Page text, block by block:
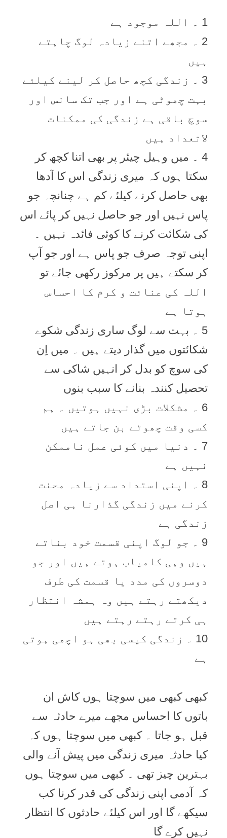
1 ۔ اللہ موجود ہے
2 ۔ مجھے اتنے زیادہ لوگ چاہتے
ہیں
3 ۔ زندگی کچھ حاصل کر لینے کیلئے
بہت چھوٹی ہے اور جب تک سانس اور
سوچ باقی ہے زندگی کی ممکنات
لاتعداد ہیں
4 ۔ میں وہیل چیئر پر بھی اتنا کچھ کر
سکتا ہوں کہ میری زندگی اس کا آدھا
بھی حاصل کرنے کیلئے کم ہے چنانچہ جو
پاس نہیں اور جو حاصل نہیں کر پائے اس
کی شکائت کرنے کا کوئی فائدہ نہیں ۔
اپنی توجہ صرف جو پاس ہے اور جو آپ
کر سکتے ہیں پر مرکوز رکھی جائے تو
اللہ کی عنائت و کرم کا احساس
ہوتا ہے
5 ۔ بہت سے لوگ ساری زندگی شکوے
شکائتوں میں گذار دیتے ہیں ۔ میں اِن
کی سوچ کو بدل کر انہیں شاکی سے
تحصیل کنندہ بنانے کا سبب بنوں
6 ۔ مشکلات بڑی نہیں ہوتیں ۔ ہم
کسی وقت چھوٹے بن جاتے ہیں
7 ۔ دنیا میں کوئی عمل ناممکن
نہیں ہے
8 ۔ اپنی استداد سے زیادہ محنت
کرنے میں زندگی گذارنا ہی اصل
زندگی ہے
9 ۔ جو لوگ اپنی قسمت خود بناتے
ہیں وہی کامیاب ہوتے ہیں اور جو
دوسروں کی مدد یا قسمت کی طرف
دیکھتے رہتے ہیں وہ ہمشہ انتظار
ہی کرتے رہتے رہتے ہیں
10 ۔ زندگی کیسی بھی ہو اچھی ہوتی
ہے
کبھی کبھی میں سوچتا ہوں کاش ان
باتوں کا احساس مجھے میرے حادثہ سے
قبل ہو جاتا ۔ کبھی میں سوچتا ہوں کہ
کیا حادثہ میری زندگی میں پیش آنے والی
بہترین چیز تھی ۔ کبھی میں سوچتا ہوں
کہ آدمی اپنی زندگی کی قدر کرنا کب
سیکھے گا اور اس کیلئے حادثوں کا انتظار
نہیں کرے گا